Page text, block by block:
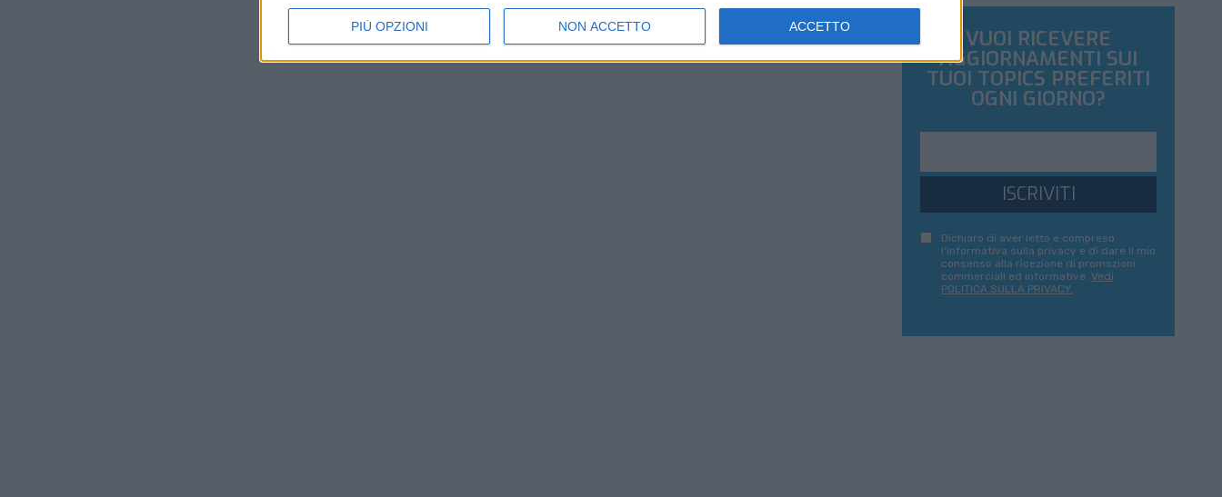
PIÙ OPZIONI NON ACCETTO ACCETTO VUOI RICEVERE
AGGIORNAMENTI SUI
TUOI TOPICS PREFERITI
OGNI GIORNO?
ISCRIVITI
Dichiaro di aver letto e compreso
l'informativa sulla privacy e di dare il mio
consenso alla ricezione di promozioni
commerciali ed informative. Vedi
POLITICA SULLA PRIVACY.